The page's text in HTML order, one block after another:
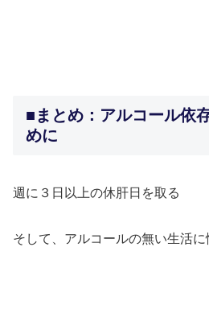
■まとめ：アルコール依
めに
週に３日以上の休肝日を取る
そして、アルコールの無い生活に